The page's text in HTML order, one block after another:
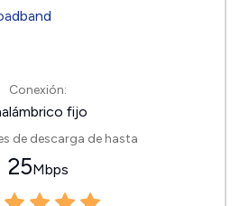
Conexión:
fijo
de descarga de hasta
25Mbps